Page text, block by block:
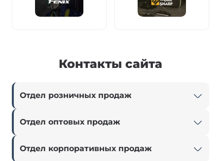
Контакты сайта
Отдел розничных продаж
Отдел оптовых продаж
Отдел корпоративных продаж